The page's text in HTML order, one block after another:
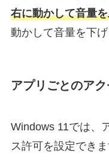
右に動かして音量
動かして音量を下げ
アプリごとのア
Windows 11では、
ス許可を設定できま